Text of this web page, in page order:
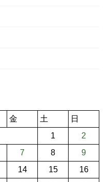
金 土
日
1
2
7 8
9
14 15
16